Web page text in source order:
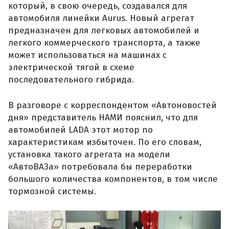
который, в свою очередь, создавался для
автомобиля линейки Aurus. Новый агрегат
предназначен для легковых автомобилей и
легкого коммерческого транспорта, а также
может использоваться на машинах с
электрической тягой в схеме
последовательного гибрида.
В разговоре с корреспондентом «Автоновостей
дня» представитель НАМИ пояснил, что для
автомобилей LADA этот мотор по
характеристикам избыточен. По его словам,
установка такого агрегата на модели
«АвтоВАЗа» потребовала бы переработки
большого количества компонентов, в том числе
тормозной системы.